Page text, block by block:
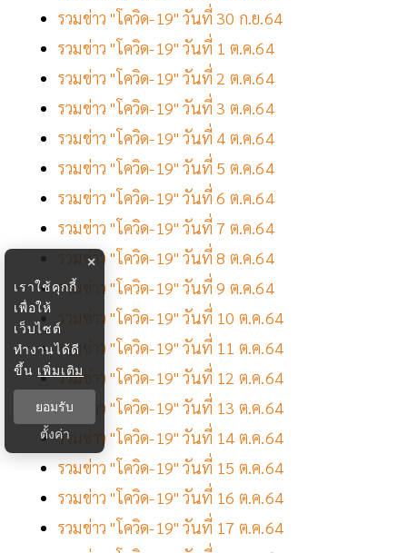
รวมข่าว "โควิด-19" วันที่ 30 ก.ย.64
รวมข่าว "โควิด-19" วันที่ 1 ต.ค.64
รวมข่าว "โควิด-19" วันที่ 2 ต.ค.64
รวมข่าว "โควิด-19" วันที่ 3 ต.ค.64
รวมข่าว "โควิด-19" วันที่ 4 ต.ค.64
รวมข่าว "โควิด-19" วันที่ 5 ต.ค.64
รวมข่าว "โควิด-19" วันที่ 6 ต.ค.64
รวมข่าว "โควิด-19" วันที่ 7 ต.ค.64
รวมข่าว "โควิด-19" วันที่ 8 ต.ค.64
รวมข่าว "โควิด-19" วันที่ 9 ต.ค.64
รวมข่าว "โควิด-19" วันที่ 10 ต.ค.64
รวมข่าว "โควิด-19" วันที่ 11 ต.ค.64
รวมข่าว "โควิด-19" วันที่ 12 ต.ค.64
รวมข่าว "โควิด-19" วันที่ 13 ต.ค.64
รวมข่าว "โควิด-19" วันที่ 14 ต.ค.64
รวมข่าว "โควิด-19" วันที่ 15 ต.ค.64
รวมข่าว "โควิด-19" วันที่ 16 ต.ค.64
รวมข่าว "โควิด-19" วันที่ 17 ต.ค.64
×
เราใช้คุกกี้
เพื่อให้
เว็บไซต์
ทำงานได้ดี
ขึ้น เพิ่มเติม
ยอมรับ
ตั้งค่า